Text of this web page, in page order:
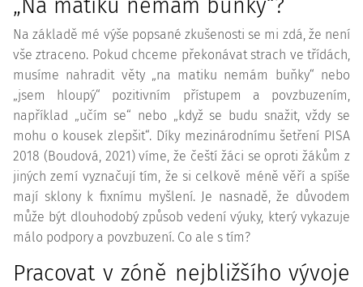
„Na matiku nemám buňky“?
Na základě mé výše popsané zkušenosti se mi zdá, že není
vše ztraceno. Pokud chceme překonávat strach ve třídách,
musíme nahradit věty „na matiku nemám buňky“ nebo
„jsem hloupý“ pozitivním přístupem a povzbuzením,
například „učím se“ nebo „když se budu snažit, vždy se
mohu o kousek zlepšit“. Díky mezinárodnímu šetření PISA
2018 (Boudová, 2021) víme, že čeští žáci se oproti žákům z
jiných zemí vyznačují tím, že si celkově méně věří a spíše
mají sklony k fixnímu myšlení. Je nasnadě, že důvodem
může být dlouhodobý způsob vedení výuky, který vykazuje
málo podpory a povzbuzení. Co ale s tím?
Pracovat v zóně nejbližšího vývoje